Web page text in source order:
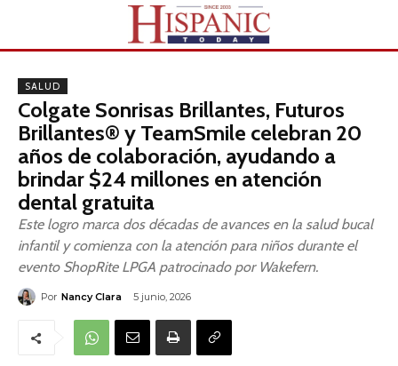
SALUD
Colgate Sonrisas Brillantes, Futuros
Brillantes® y TeamSmile celebran 20
años de colaboración, ayudando a
brindar $24 millones en atención
dental gratuita
Este logro marca dos décadas de avances en la salud bucal
infantil y comienza con la atención para niños durante el
evento ShopRite LPGA patrocinado por Wakefern.
Por Nancy Clara 5 junio, 2026